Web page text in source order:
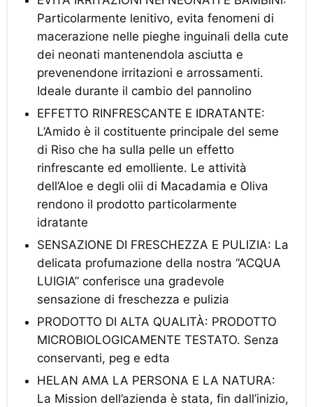
Particolarmente lenitivo, evita fenomeni di
macerazione nelle pieghe inguinali della cute
dei neonati mantenendola asciutta e
prevenendone irritazioni e arrossamenti.
Ideale durante il cambio del pannolino
EFFETTO RINFRESCANTE E IDRATANTE:
L’Amido è il costituente principale del seme
di Riso che ha sulla pelle un effetto
rinfrescante ed emolliente. Le attività
dell’Aloe e degli olii di Macadamia e Oliva
rendono il prodotto particolarmente
idratante
SENSAZIONE DI FRESCHEZZA E PULIZIA: La
delicata profumazione della nostra “ACQUA
LUIGIA” conferisce una gradevole
sensazione di freschezza e pulizia
PRODOTTO DI ALTA QUALITÀ: PRODOTTO
MICROBIOLOGICAMENTE TESTATO. Senza
conservanti, peg e edta
HELAN AMA LA PERSONA E LA NATURA:
La Mission dell’azienda è stata, fin dall’inizio,